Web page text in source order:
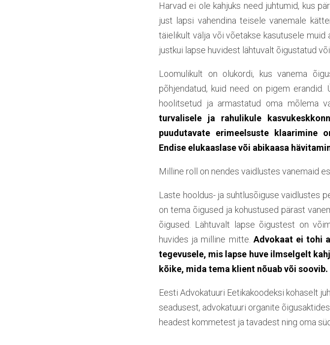
Harvad ei ole kahjuks need juhtumid, kus
just lapsi vahendina teisele vanemale
täielikult välja või võetakse kasutusele
justkui lapse huvidest lähtuvalt õigustatud või
Loomulikult on olukordi, kus vanema
põhjendatud, kuid need on pigem
hoolitsetud ja armastatud oma mõlema
turvalisele ja rahulikule
puudutavate erimeelsuste klaarimine
Endise elukaaslase või abikaasa
Milline roll on nendes vaidlustes vanemaid
Laste hooldus- ja suhtlusõiguse vaidlustes
on tema õigused ja kohustused pärast
õigused. Lähtuvalt lapse õigustest on
huvides ja milline mitte. Advokaat ei tohi
tegevusele, mis lapse huve ilmselgelt
kõike, mida tema klient nõuab või soovib.
Eesti Advokatuuri Eetikakoodeksi kohaselt
seadusest, advokatuuri organite
headest kommetest ja tavadest ning oma